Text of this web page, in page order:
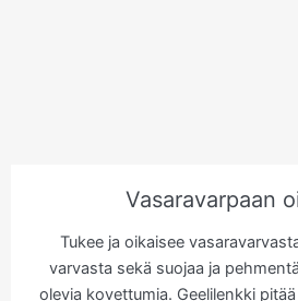
Vasaravarpaan
Tukee ja oikaisee
varvasta sekä suojaa ja
olevia kovettumia. Geelilenkki